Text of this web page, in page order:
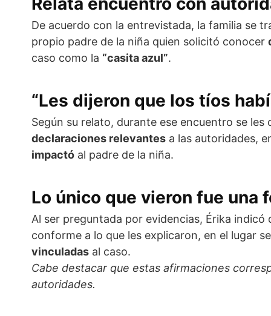
De acuerdo con la entrevistada, la familia se
propio padre de la niña quien solicitó conocer
caso como la “casita azul”.
“Les dijeron que los tíos
Según su relato, durante ese encuentro se
declaraciones relevantes a las autoridades,
impactó al padre de la niña.
Lo único que vieron fue una
Al ser preguntada por evidencias, Érika indicó
conforme a lo que les explicaron, en el lugar
vinculadas al caso.
Cabe destacar que estas afirmaciones
autoridades.